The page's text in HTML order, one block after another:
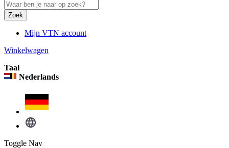
Zoek
Mijn VTN account
Winkelwagen
Taal
Nederlands
Toggle Nav